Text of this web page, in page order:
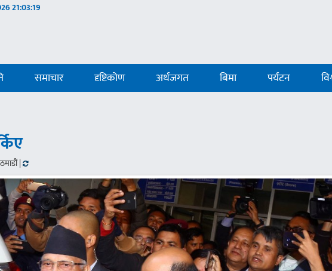
21:03:20
समाचार दृष्टिकोण अर्थजगत बिमा पर्यटन
|